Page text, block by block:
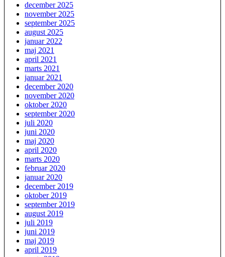
december 2025
november 2025
september 2025
august 2025
januar 2022
maj 2021
april 2021
marts 2021
januar 2021
december 2020
november 2020
oktober 2020
september 2020
juli 2020
juni 2020
maj 2020
april 2020
marts 2020
februar 2020
januar 2020
december 2019
oktober 2019
september 2019
august 2019
juli 2019
juni 2019
maj 2019
april 2019